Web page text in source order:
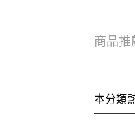
商品推
本分類